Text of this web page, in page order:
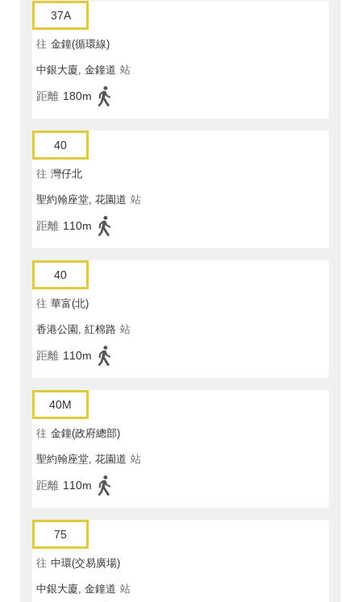
37A
往 金鐘(循環線)
中銀大廈, 金鐘道 站
距離 180m
40
往 灣仔北
聖約翰座堂, 花園道 站
距離 110m
40
往 華富(北)
香港公園, 紅棉路 站
距離 110m
40M
往 金鐘(政府總部)
聖約翰座堂, 花園道 站
距離 110m
75
往 中環(交易廣場)
中銀大廈, 金鐘道 站